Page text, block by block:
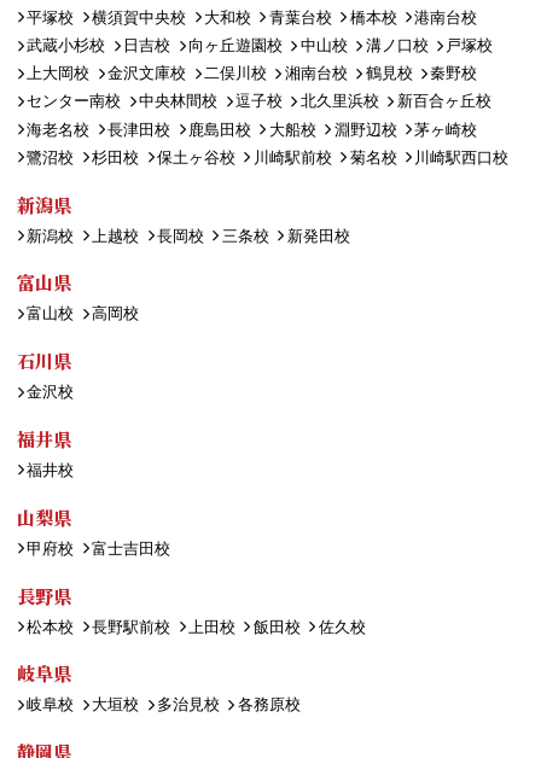
平塚校
横須賀中央校 大和校 青葉台校 橋本校
港南台校
武蔵小杉校
日吉校 向ヶ丘遊園校 中山校 溝ノ口校
戸塚校
上大岡校
金沢文庫校 二俣川校 湘南台校 鶴見校
秦野校
センター南校
中央林間校 逗子校 北久里浜校
新百合ヶ丘校
海老名校
長津田校 鹿島田校 大船校 淵野辺校
茅ヶ崎校
鷺沼校
杉田校 保土ヶ谷校 川崎駅前校 菊名校 川崎駅西口校
新潟県
新潟校 上越校 長岡校 三条校 新発田校
富山県
富山校 高岡校
石川県
金沢校
福井県
福井校
山梨県
甲府校 富士吉田校
長野県
松本校 長野駅前校 上田校 飯田校 佐久校
岐阜県
岐阜校 大垣校 多治見校 各務原校
静岡県